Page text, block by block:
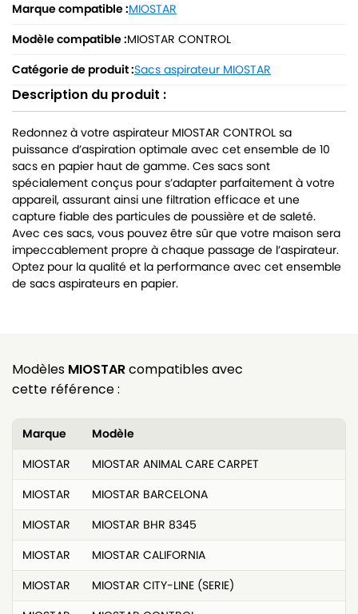
Marque compatible :MIOSTAR
Modèle compatible :MIOSTAR CONTROL
Catégorie de produit :Sacs aspirateur MIOSTAR
Description du produit :
Redonnez à votre aspirateur MIOSTAR CONTROL sa
puissance d’aspiration optimale avec cet ensemble de 10
sacs en papier haut de gamme. Ces sacs sont
spécialement conçus pour s’adapter parfaitement à votre
appareil, assurant ainsi une filtration efficace et une
capture fiable des particules de poussière et de saleté.
Avec ces sacs, vous pouvez être sûr que votre maison sera
impeccablement propre à chaque passage de l’aspirateur.
Optez pour la qualité et la performance avec cet ensemble
de sacs aspirateurs en papier.
Modèles MIOSTARcompatibles avec
cette référence :
Marque
Modèle
MIOSTAR
MIOSTAR ANIMAL CARE CARPET
MIOSTAR
MIOSTAR BARCELONA
MIOSTAR
MIOSTAR BHR 8345
MIOSTAR
MIOSTAR CALIFORNIA
MIOSTAR
MIOSTAR CITY-LINE (SERIE)